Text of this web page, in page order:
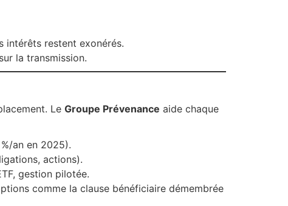
intérêts restent exonérés.
la transmission.
Le Groupe Prévenance aide chaque
an en 2025).
actions).
gestion pilotée.
comme la clause bénéficiaire démembrée